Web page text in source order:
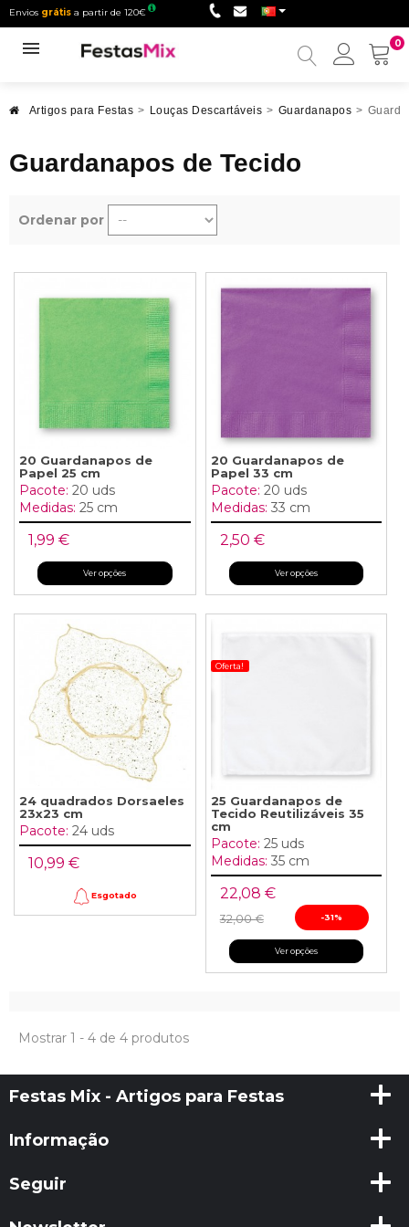
Envios grátis a partir de 120€
0
Minha
Artigos para Festas > Louças Descartáveis > Guardanapos >
Guardanapos de Tecido
Ordenar por
20 Guardanapos de
Papel 25 cm
Pacote: 20 uds
Medidas: 25 cm
1,99 €
Ver opções
20 Guardanapos de
Papel 33 cm
Pacote: 20 uds
Medidas: 33 cm
2,50 €
Ver opções
24 quadrados Dorsaeles
23x23 cm
Pacote: 24 uds
10,99 €
Esgotado
Oferta!
25 Guardanapos de
Tecido Reutilizáveis 35
cm
Pacote: 25 uds
Medidas: 35 cm
22,08 €
32,00 € -31%
Ver opções
Mostrar 1 - 4 de 4 produtos
Festas Mix - Artigos para Festas
Informação
Seguir